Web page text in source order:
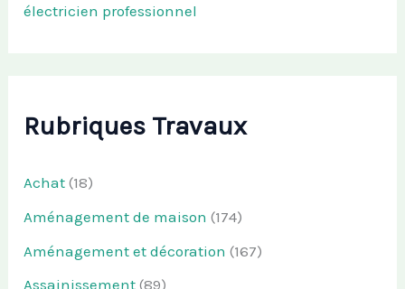
électricien professionnel
Rubriques Travaux
Achat (18)
Aménagement de maison (174)
Aménagement et décoration (167)
Assainissement (89)